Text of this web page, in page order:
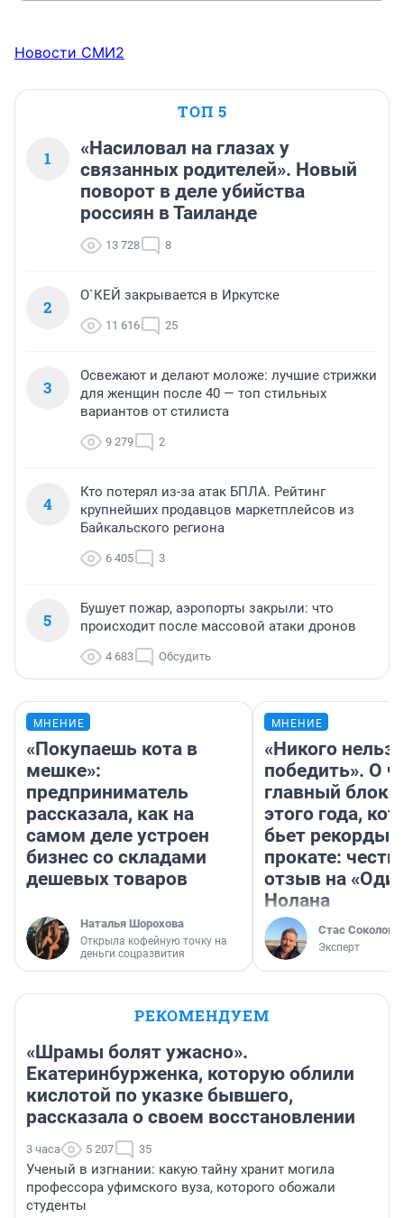
Новости СМИ2
ТОП 5
1
«Насиловал на глазах у
связанных родителей». Новый
поворот в деле убийства
россиян в Таиланде
13 728 8
2
О`КЕЙ закрывается в Иркутске
11 616 25
3
Освежают и делают моложе: лучшие стрижки
для женщин после 40 — топ стильных
вариантов от стилиста
9 279 2
4
Кто потерял из-за атак БПЛА. Рейтинг
крупнейших продавцов маркетплейсов из
Байкальского региона
6 405 3
5
Бушует пожар, аэропорты закрыли: что
происходит после массовой атаки дронов
4 683 Обсудить
МНЕНИЕ
«Покупаешь кота в
мешке»:
предприниматель
рассказала, как на
самом деле устроен
бизнес со складами
дешевых товаров
Наталья Шорохова
Открыла кофейную точку на
деньги соцразвития
МНЕНИЕ
«Никого нельзя
победить». О
главный
этого года,
бьет рекорды в
прокате:
отзыв на
Нолана
Стас Соколов
Эксперт
РЕКОМЕНДУЕМ
«Шрамы болят ужасно».
Екатеринбурженка, которую облили
кислотой по указке бывшего,
рассказала о своем восстановлении
3 часа 5 207 35
Ученый в изгнании: какую тайну хранит могила
профессора уфимского вуза, которого обожали
студенты